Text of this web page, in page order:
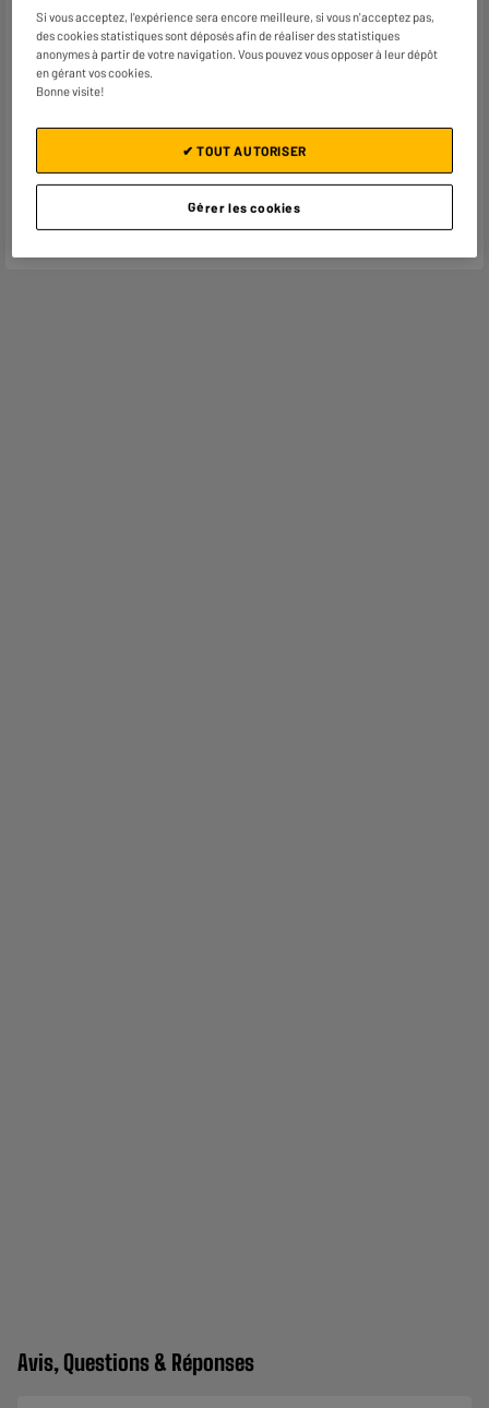
Poids brut 0,506kg
Nom du fabricant, raison
sociale ou marque déposée
AMSTERDAM
INFO@KOOPMANINT.COM
Avis, Questions & Réponses
Si vous acceptez, l'expérience sera encore meilleure, si vous n'acceptez pas,
des cookies statistiques sont déposés afin de réaliser des statistiques
anonymes à partir de votre navigation. Vous pouvez vous opposer à leur dépôt
en gérant vos cookies.
Bonne visite!
Gérer les cookies
✔ TOUT AUTORISER